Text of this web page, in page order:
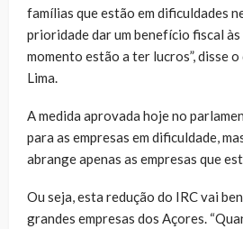
famílias que estão em dificuldades
prioridade dar um benefício fiscal às
momento estão a ter lucros”, disse
Lima.
A medida aprovada hoje no
para as empresas em dificuldade,
abrange apenas as empresas que
Ou seja, esta redução do IRC vai
grandes empresas dos Açores.